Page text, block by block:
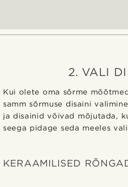
2. VALI
Kui olete oma sõrme
samm sõrmuse disaini
ja disainid võivad mõjutada,
seega pidage seda meeles
KERAAMILISED